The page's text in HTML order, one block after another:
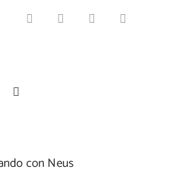
FacebookInstagramPinterest